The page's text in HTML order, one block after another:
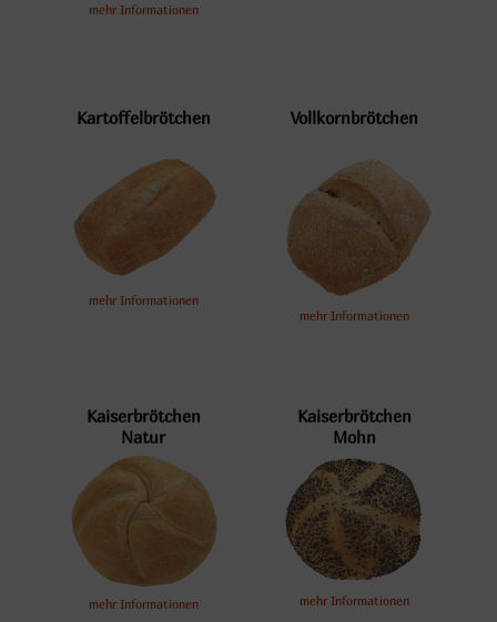
mehr Informationen
Kartoffelbrötchen
mehr Informationen
Vollkornbrötchen
mehr Informationen
Kaiserbrötchen
Natur
mehr Informationen
Kaiserbrötchen
Mohn
mehr Informationen